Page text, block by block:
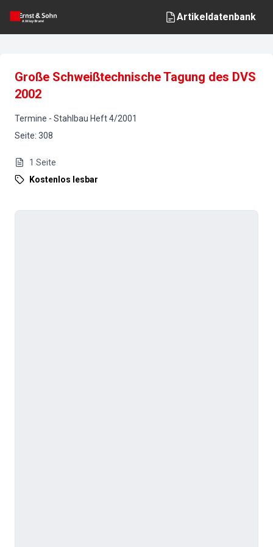
Artikeldatenbank
Große Schweißtechnische Tagung des DVS
2002
Termine - Stahlbau Heft4/2001
Seite: 308
1 Seite
Kostenlos lesbar